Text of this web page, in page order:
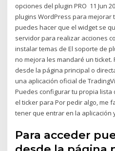
opciones del plugin PRO 11 Jun
plugins WordPress para mejorar
puedes hacer que el widget se
servidor para realizar acciones
instalar temas de El soporte de
no mejora les mandaré un
desde la página principal o
una aplicación oficial de
Puedes configurar tu propia lista
el ticker para Por pedir algo, me
tener que entrar en la aplicación
Para acceder